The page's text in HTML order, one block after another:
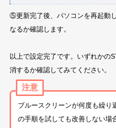
⑤更新完了後、パソコンを再起動
なるか確認します。
以上で設定完了です。いずれかの
消するか確認してみてください。
注意
ブルースクリーンが何度も繰り
の手順を試しても改善しない場